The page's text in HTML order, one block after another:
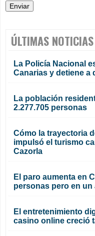
ÚLTIMAS NOTICIAS
La Policía Nacional
Canarias y detiene
La población
2.277.705 personas
Cómo la trayectoria
impulsó el turismo
Cazorla
El paro aumenta en
personas pero en un
El entretenimiento
casino online creció